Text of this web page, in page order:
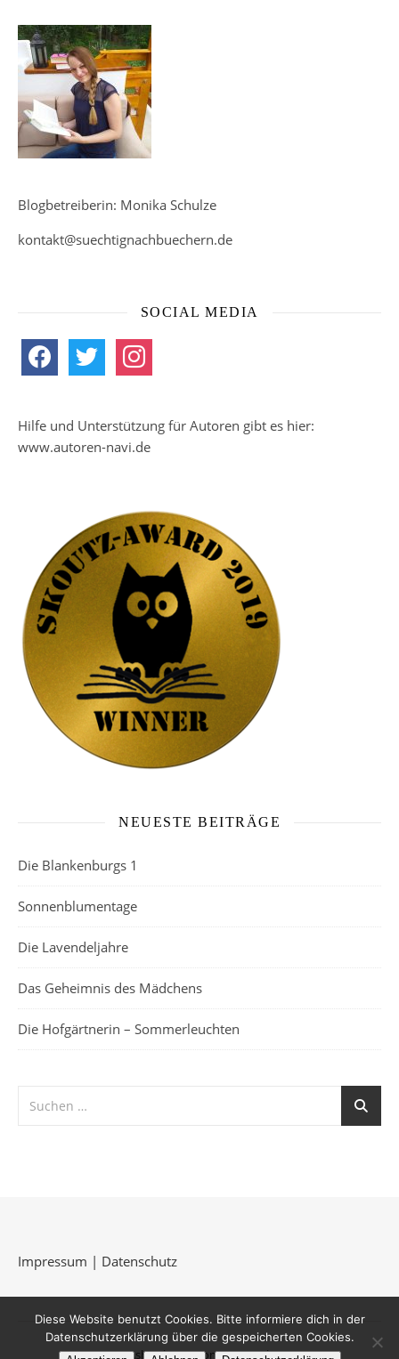
Blogbetreiberin: Monika Schulze
kontakt@suechtignachbuechern.de
SOCIAL MEDIA
facebook twitter instagram
Hilfe und Unterstützung für Autoren gibt es hier:
www.autoren-navi.de
NEUESTE BEITRÄGE
Die Blankenburgs 1
Sonnenblumentage
Die Lavendeljahre
Das Geheimnis des Mädchens
Die Hofgärtnerin – Sommerleuchten
Impressum | Datenschutz
Ashe Theme vonWP Royal.
Diese Website benutzt Cookies. Bitte informiere dich in der
Datenschutzerklärung über die gespeicherten Cookies.